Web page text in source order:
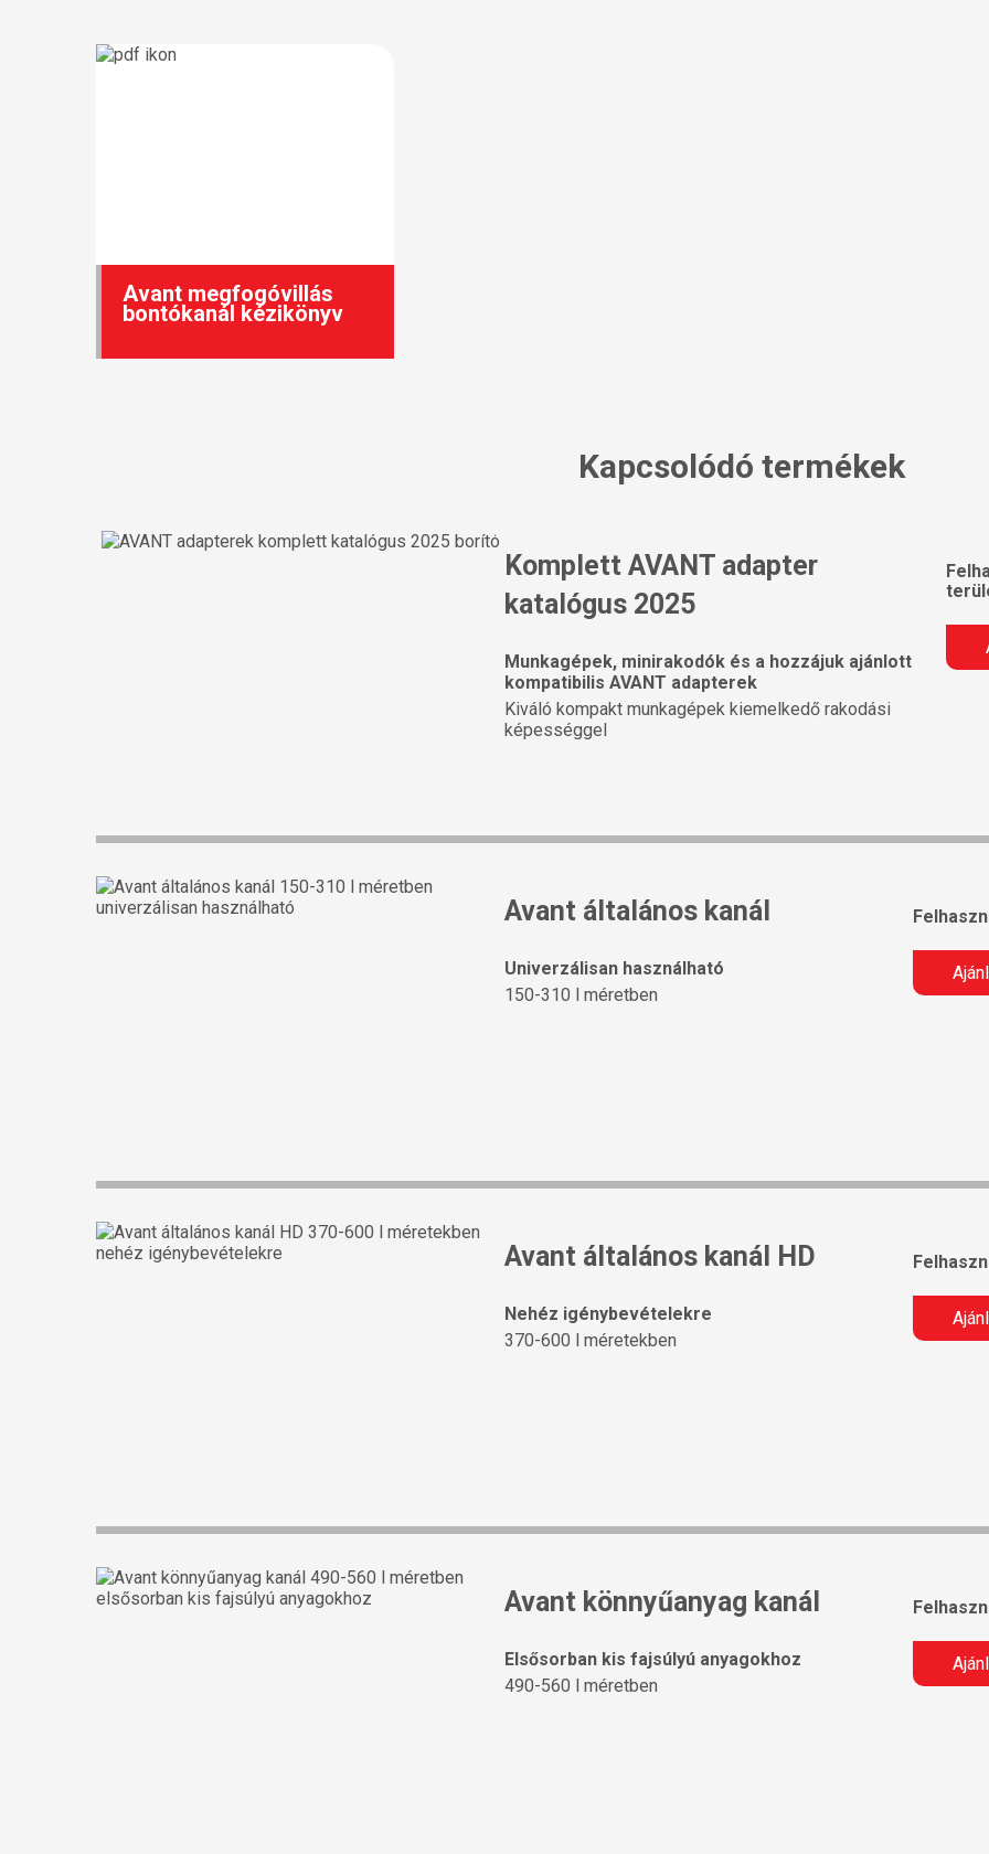
Avant megfogóvillás
bontókanál kézikönyv
Kapcsolódó termékek
Komplett AVANT adapter
katalógus 2025
Munkagépek, minirakodók és a hozzájuk ajánlott
kompatibilis AVANT adapterek
Kiváló kompakt munkagépek kiemelkedő rakodási
képességgel
Avant általános kanál
Univerzálisan használható
150-310 l méretben
Avant általános kanál HD
Nehéz igénybevételekre
370-600 l méretekben
Avant könnyűanyag kanál
Elsősorban kis fajsúlyú anyagokhoz
490-560 l méretben